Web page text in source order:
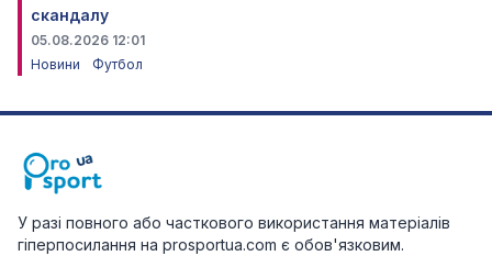
скандалу
05.08.2026 12:01
Новини
Футбол
У разі повного або часткового використання матеріалів
гіперпосилання на prosportua.com є обов'язковим.